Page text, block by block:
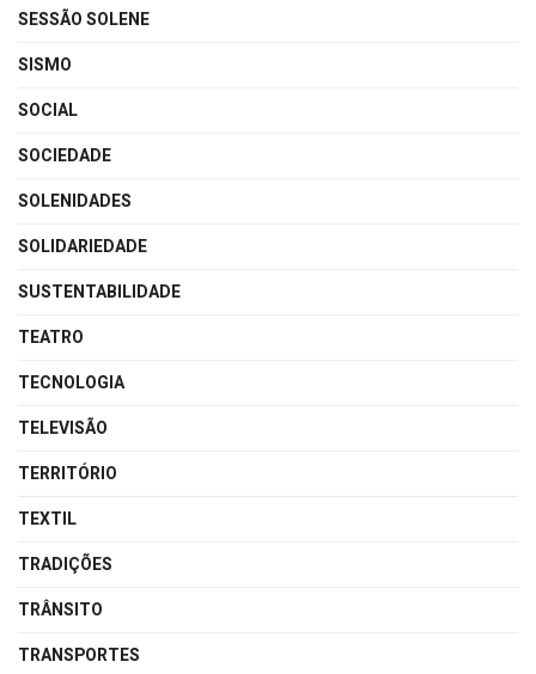
SESSÃO SOLENE
SISMO
SOCIAL
SOCIEDADE
SOLENIDADES
SOLIDARIEDADE
SUSTENTABILIDADE
TEATRO
TECNOLOGIA
TELEVISÃO
TERRITÓRIO
TEXTIL
TRADIÇÕES
TRÂNSITO
TRANSPORTES